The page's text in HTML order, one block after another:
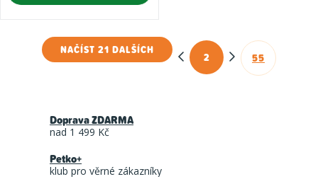
O
a
NAČÍST 21 DALŠÍCH
S
2 55
Doprava ZDARMA
nad 1 499 Kč
Petko+
klub pro věrné zákazníky